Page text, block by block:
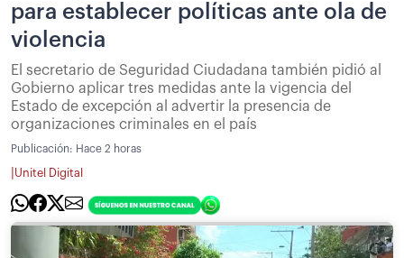
para establecer políticas ante ola de
violencia
El secretario de Seguridad Ciudadana también pidió al
Gobierno aplicar tres medidas ante la vigencia del
Estado de excepción al advertir la presencia de
organizaciones criminales en el país
Publicación: Hace 2 horas
Unitel Digital